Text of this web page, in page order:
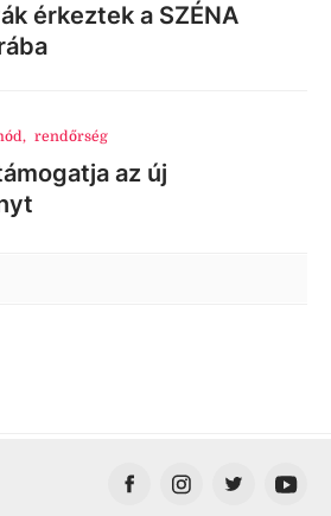
érkeztek a SZÉNA
, rendőrség
az új